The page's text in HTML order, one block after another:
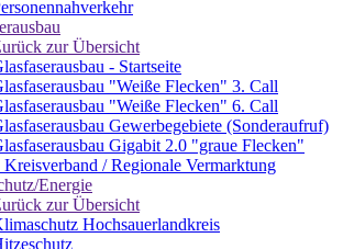
zur Übersicht
- Startseite
"Weiße Flecken" 3. Call
"Weiße Flecken" 6. Call
Gewerbegebiete (Sonderaufruf)
Gigabit 2.0 "graue Flecken"
/ Regionale Vermarktung
Energie
zur Übersicht
Hochsauerlandkreis